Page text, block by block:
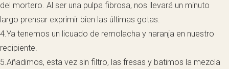
del mortero. Al ser una pulpa fibrosa, nos llevará un minuto
largo prensar exprimir bien las últimas gotas.
4.Ya tenemos un licuado de remolacha y naranja en nuestro
recipiente.
5.Añadimos, esta vez sin filtro, las fresas y batimos la mezcla